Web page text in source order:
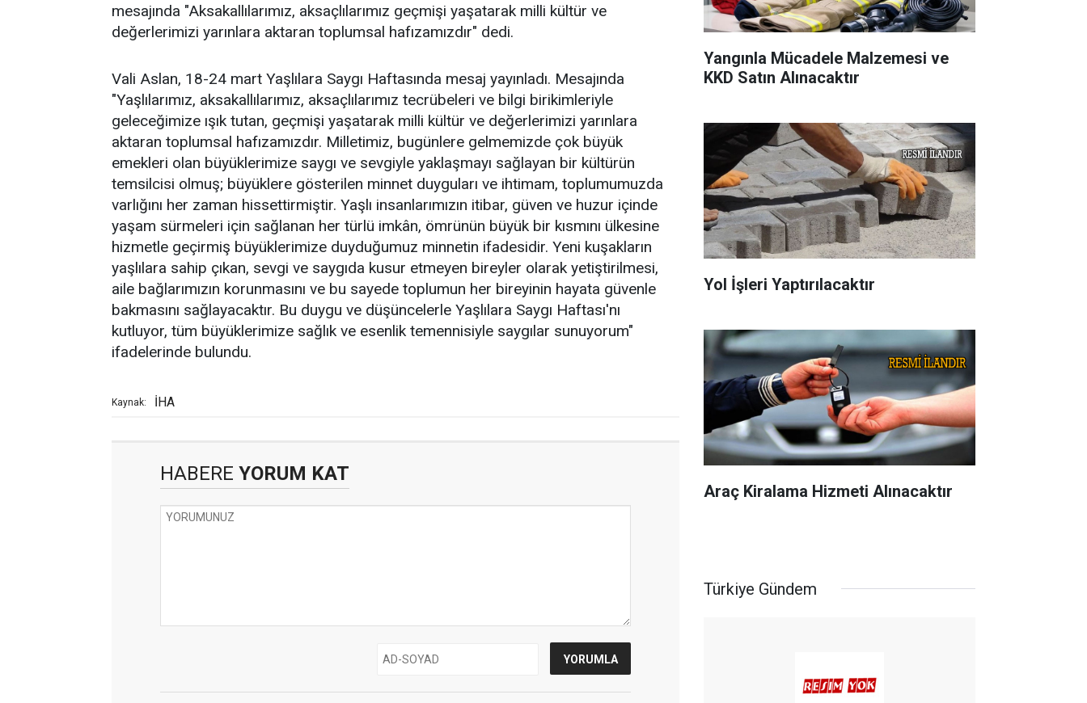
mesajında "Aksakallılarımız, aksaçlılarımız geçmişi yaşatarak milli kültür ve
değerlerimizi yarınlara aktaran toplumsal hafızamızdır" dedi.
Vali Aslan, 18-24 mart Yaşlılara Saygı Haftasında mesaj yayınladı. Mesajında
"Yaşlılarımız, aksakallılarımız, aksaçlılarımız tecrübeleri ve bilgi birikimleriyle
geleceğimize ışık tutan, geçmişi yaşatarak milli kültür ve değerlerimizi yarınlara
aktaran toplumsal hafızamızdır. Milletimiz, bugünlere gelmemizde çok büyük
emekleri olan büyüklerimize saygı ve sevgiyle yaklaşmayı sağlayan bir kültürün
temsilcisi olmuş; büyüklere gösterilen minnet duyguları ve ihtimam, toplumumuzda
varlığını her zaman hissettirmiştir. Yaşlı insanlarımızın itibar, güven ve huzur içinde
yaşam sürmeleri için sağlanan her türlü imkân, ömrünün büyük bir kısmını ülkesine
hizmetle geçirmiş büyüklerimize duyduğumuz minnetin ifadesidir. Yeni kuşakların
yaşlılara sahip çıkan, sevgi ve saygıda kusur etmeyen bireyler olarak yetiştirilmesi,
aile bağlarımızın korunmasını ve bu sayede toplumun her bireyinin hayata güvenle
bakmasını sağlayacaktır. Bu duygu ve düşüncelerle Yaşlılara Saygı Haftası'nı
kutluyor, tüm büyüklerimize sağlık ve esenlik temennisiyle saygılar sunuyorum"
ifadelerinde bulundu.
Kaynak: İHA
HABERE YORUM KAT
Yangınla Mücadele Malzemesi ve
KKD Satın Alınacaktır
Yol İşleri Yaptırılacaktır
Araç Kiralama Hizmeti Alınacaktır
Türkiye Gündem